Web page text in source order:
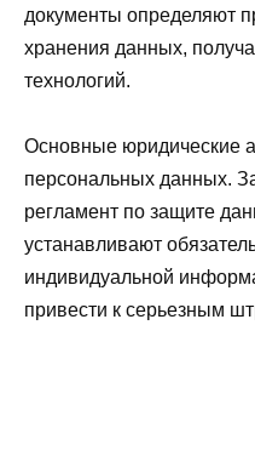
документы определяют
хранения данных,
технологий.
Основные юридические
персональных данных.
регламент по защите
устанавливают
индивидуальной
привести к серьезным